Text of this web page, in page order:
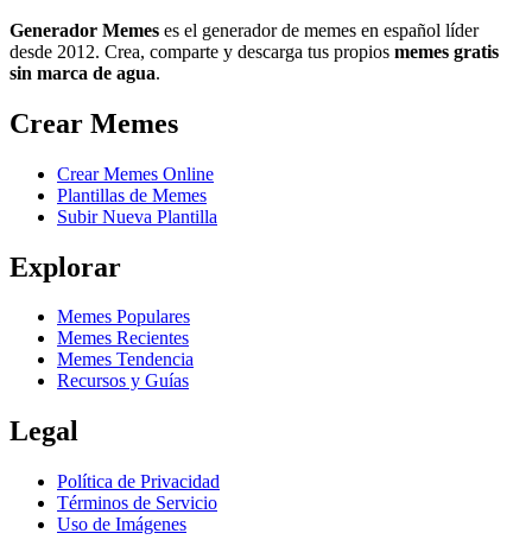
Generador Memes es el generador de memes en español líder
desde 2012. Crea, comparte y descarga tus propios memes gratis
sin marca de agua.
Crear Memes
Crear Memes Online
Plantillas de Memes
Subir Nueva Plantilla
Explorar
Memes Populares
Memes Recientes
Memes Tendencia
Recursos y Guías
Legal
Política de Privacidad
Términos de Servicio
Uso de Imágenes